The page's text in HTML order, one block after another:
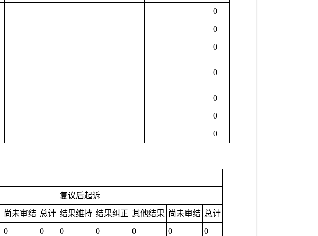
0
0
0
0
0
0
0
复议后起诉
尚未审结 总计 结果维持 结果纠正 其他结果 尚未审结 总计
0 0 0 0 0 0 0